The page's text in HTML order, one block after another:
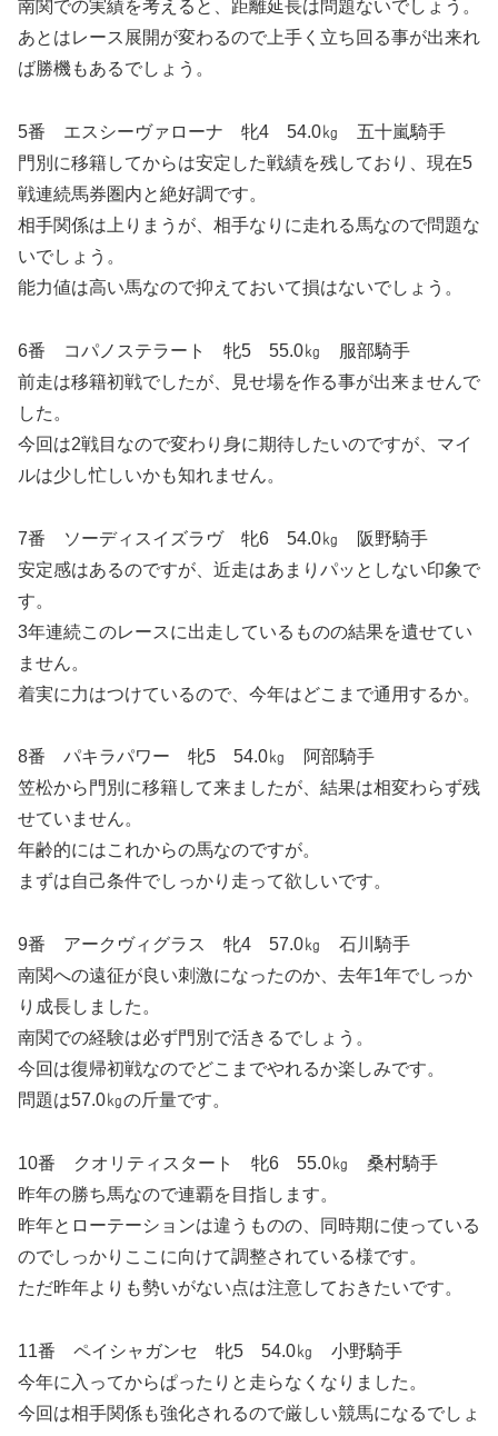
南関での実績を考えると、距離延長は問題ないでしょう。
あとはレース展開が変わるので上手く立ち回る事が出来れ
ば勝機もあるでしょう。
5番 エスシーヴァローナ 牝4 54.0㎏ 五十嵐騎手
門別に移籍してからは安定した戦績を残しており、現在5
戦連続馬券圏内と絶好調です。
相手関係は上りまうが、相手なりに走れる馬なので問題な
いでしょう。
能力値は高い馬なので抑えておいて損はないでしょう。
6番 コパノステラート 牝5 55.0㎏ 服部騎手
前走は移籍初戦でしたが、見せ場を作る事が出来ませんで
した。
今回は2戦目なので変わり身に期待したいのですが、マイ
ルは少し忙しいかも知れません。
7番 ソーディスイズラヴ 牝6 54.0㎏ 阪野騎手
安定感はあるのですが、近走はあまりパッとしない印象で
す。
3年連続このレースに出走しているものの結果を遺せてい
ません。
着実に力はつけているので、今年はどこまで通用するか。
8番 パキラパワー 牝5 54.0㎏ 阿部騎手
笠松から門別に移籍して来ましたが、結果は相変わらず残
せていません。
年齢的にはこれからの馬なのですが。
まずは自己条件でしっかり走って欲しいです。
9番 アークヴィグラス 牝4 57.0㎏ 石川騎手
南関への遠征が良い刺激になったのか、去年1年でしっか
り成長しました。
南関での経験は必ず門別で活きるでしょう。
今回は復帰初戦なのでどこまでやれるか楽しみです。
問題は57.0㎏の斤量です。
10番 クオリティスタート 牝6 55.0㎏ 桑村騎手
昨年の勝ち馬なので連覇を目指します。
昨年とローテーションは違うものの、同時期に使っている
のでしっかりここに向けて調整されている様です。
ただ昨年よりも勢いがない点は注意しておきたいです。
11番 ペイシャガンセ 牝5 54.0㎏ 小野騎手
今年に入ってからぱったりと走らなくなりました。
今回は相手関係も強化されるので厳しい競馬になるでしょ